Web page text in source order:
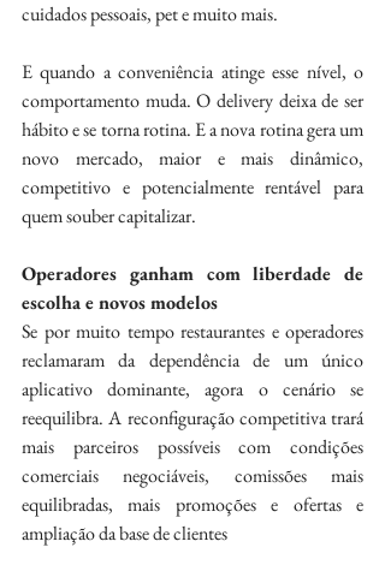
cuidados pessoais, pet e muito mais.
E quando a conveniência atinge esse nível, o
comportamento muda. O delivery deixa de ser
hábito e se torna rotina. E a nova rotina gera um
novo mercado, maior e mais dinâmico,
competitivo e potencialmente rentável para
quem souber capitalizar.
Operadores ganham com liberdade de
escolha e novos modelos
Se por muito tempo restaurantes e operadores
reclamaram da dependência de um único
aplicativo dominante, agora o cenário se
reequilibra. A reconfiguração competitiva trará
mais parceiros possíveis com condições
comerciais negociáveis, comissões mais
equilibradas, mais promoções e ofertas e
ampliação da base de clientes